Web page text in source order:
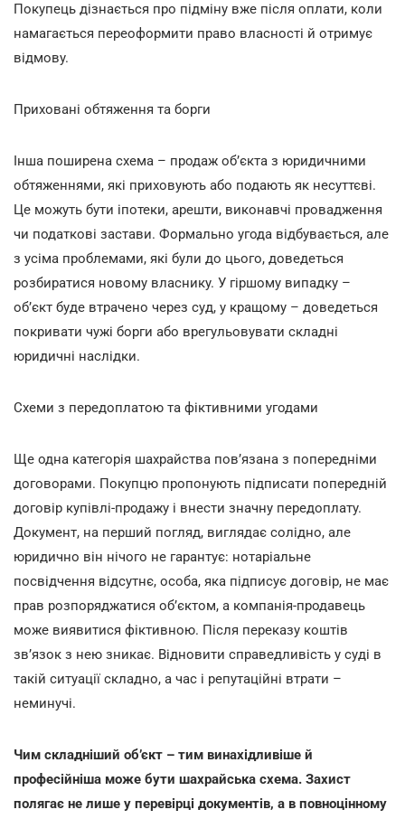
Покупець дізнається про підміну вже після оплати, коли
намагається переоформити право власності й отримує
відмову.
Приховані обтяження та борги
Інша поширена схема – продаж об’єкта з юридичними
обтяженнями, які приховують або подають як несуттєві.
Це можуть бути іпотеки, арешти, виконавчі провадження
чи податкові застави. Формально угода відбувається, але
з усіма проблемами, які були до цього, доведеться
розбиратися новому власнику. У гіршому випадку –
об’єкт буде втрачено через суд, у кращому – доведеться
покривати чужі борги або врегульовувати складні
юридичні наслідки.
Схеми з передоплатою та фіктивними угодами
Ще одна категорія шахрайства пов’язана з попередніми
договорами. Покупцю пропонують підписати попередній
договір купівлі-продажу і внести значну передоплату.
Документ, на перший погляд, виглядає солідно, але
юридично він нічого не гарантує: нотаріальне
посвідчення відсутнє, особа, яка підписує договір, не має
прав розпоряджатися об’єктом, а компанія-продавець
може виявитися фіктивною. Після переказу коштів
зв’язок з нею зникає. Відновити справедливість у суді в
такій ситуації складно, а час і репутаційні втрати –
неминучі.
Чим складніший об’єкт – тим винахідливіше й
професійніша може бути шахрайська схема. Захист
полягає не лише у перевірці документів, а в повноцінному